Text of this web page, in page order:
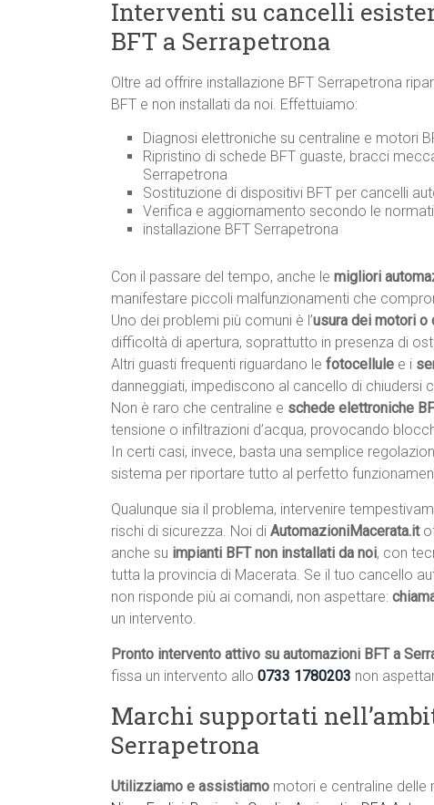
Interventi su cancelli
BFT a Serrapetrona
Oltre ad offrire installazione BFT Serrapetrona
BFT e non installati da noi. Effettuiamo:
Diagnosi elettroniche su centraline e motori
Ripristino di schede BFT guaste, bracci
Serrapetrona
Sostituzione di dispositivi BFT per cancelli
Verifica e aggiornamento secondo le
installazione BFT Serrapetrona
Con il passare del tempo, anche le migliori
manifestare piccoli malfunzionamenti che
Uno dei problemi più comuni è l’usura dei motori o
difficoltà di apertura, soprattutto in presenza di
Altri guasti frequenti riguardano le fotocellule e i
danneggiati, impediscono al cancello di chiudersi
Non è raro che centraline e schede elettroniche
tensione o infiltrazioni d’acqua, provocando
In certi casi, invece, basta una semplice
sistema per riportare tutto al perfetto
Qualunque sia il problema, intervenire
rischi di sicurezza. Noi di AutomazioniMacerata.it
anche su impianti BFT non installati da noi, con
tutta la provincia di Macerata. Se il tuo cancello
non risponde più ai comandi, non aspettare:
un intervento.
Pronto intervento attivo su automazioni BFT a
fissa un intervento allo 0733 1780203 non
Marchi supportati
Serrapetrona
Utilizziamo e assistiamo motori e centraline delle